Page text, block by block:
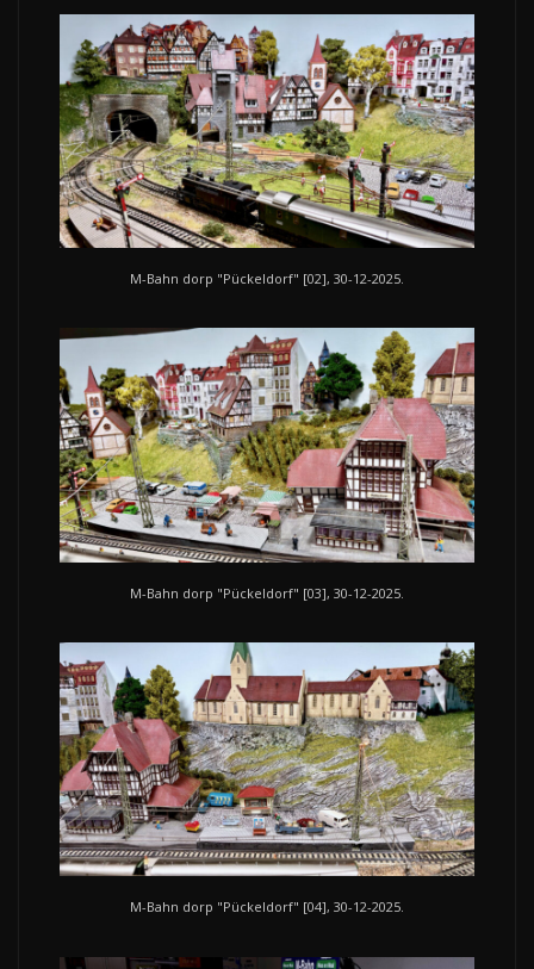
M-Bahn dorp "Pückeldorf" [02], 30-12-2025.
M-Bahn dorp "Pückeldorf" [03], 30-12-2025.
M-Bahn dorp "Pückeldorf" [04], 30-12-2025.